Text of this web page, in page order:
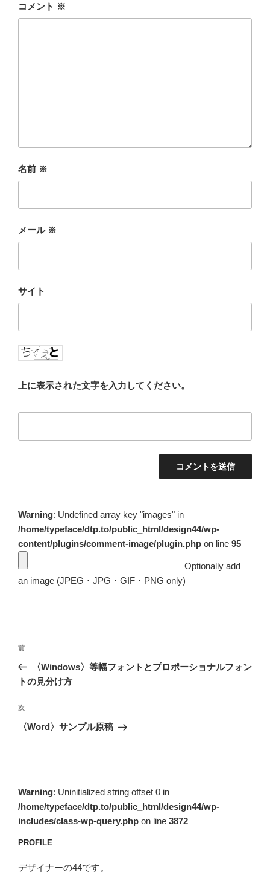
コメント ※
名前 ※
メール ※
サイト
上に表示された文字を入力してください。
Warning: Undefined array key "images" in
/home/typeface/dtp.to/public_html/design44/wp-
content/plugins/comment-image/plugin.php on line 95
Optionally add
an image (JPEG・JPG・GIF・PNG only)
投
ナ
ゲ
ー
前
の
投
前
〈Windows〉等幅フォントとプロポーショナルフォン
トの見分け方
次
の
次
〈Word〉サンプル原稿
Warning: Uninitialized string offset 0 in
/home/typeface/dtp.to/public_html/design44/wp-
includes/class-wp-query.php on line 3872
PROFILE
デザイナーの44です。